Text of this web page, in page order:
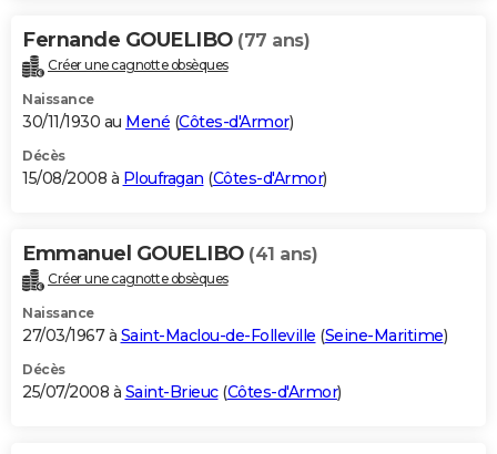
Fernande GOUELIBO (77 ans)
Créer une cagnotte obsèques
Naissance
30/11/1930 au Mené (Côtes-d'Armor)
Décès
15/08/2008 à Ploufragan (Côtes-d'Armor)
Emmanuel GOUELIBO (41 ans)
Créer une cagnotte obsèques
Naissance
27/03/1967 à Saint-Maclou-de-Folleville (Seine-Maritime)
Décès
25/07/2008 à Saint-Brieuc(Côtes-d'Armor)